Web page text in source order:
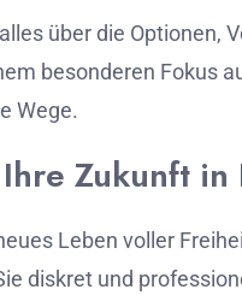
alles überdie Optionen,
besonderen Fokus
Wege.
Ihre Zukunft in
Leben voller
diskret und